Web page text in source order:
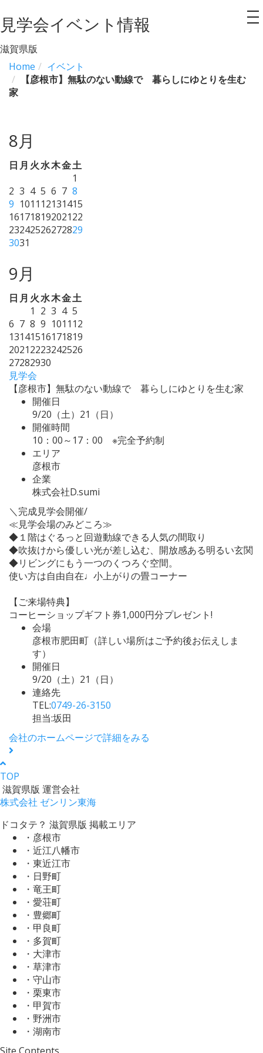
見学会イベント情報
滋賀県版
Home
イベント
【彦根市】無駄のない動線で 暮らしにゆとりを生む
家
8月
日 月 火水木金土
1
2 3 4 5 6 7 8
9 1011 12131415
16171819202122
23242526272829
3031
9月
日 月 火水木金土
1 2 3 4 5
6 7 8 9 1011 12
13141516171819
20212223242526
27282930
見学会
【彦根市】無駄のない動線で 暮らしにゆとりを生む家
開催日
9/20（土）21（日）
開催時間
10：00～17：00 ※完全予約制
エリア
彦根市
企業
株式会社D.sumi
＼完成見学会開催/
≪見学会場のみどころ≫
◆１階はぐるっと回遊動線できる人気の間取り
◆吹抜けから優しい光が差し込む、開放感ある明るい玄関
◆リビングにもう一つのくつろぐ空間。
使い方は自由自在♩小上がりの畳コーナー
【ご来場特典】
コーヒーショップギフト券1,000円分プレゼント!
会場
彦根市肥田町（詳しい場所はご予約後お伝えしま
す）
開催日
9/20（土）21（日）
連絡先
TEL:0749-26-3150
担当:坂田
会社のホームページで詳細をみる
TOP
滋賀県版 運営会社
株式会社 ゼンリン東海
ドコタテ？ 滋賀県版 掲載エリア
・彦根市
・近江八幡市
・東近江市
・日野町
・竜王町
・愛荘町
・豊郷町
・甲良町
・多賀町
・大津市
・草津市
・守山市
・栗東市
・甲賀市
・野洲市
・湖南市